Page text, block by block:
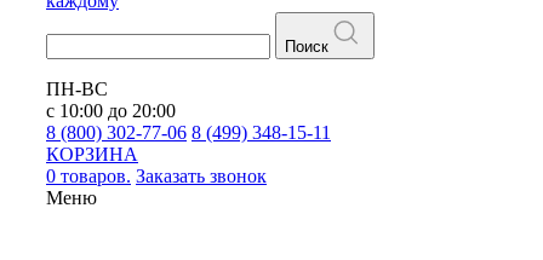
Поиск
ПН-ВС
с 10:00 до 20:00
8 (800) 302-77-06 8 (499) 348-15-11
КОРЗИНА
0 товаров. Заказать звонок
Меню